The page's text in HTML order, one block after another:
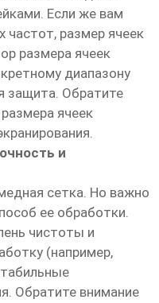
Если же вам
частот, размер ячеек
размера ячеек
диапазону
защита. Обратите
ячеек
и
сетка. Но важно
ее обработки.
чистоты и
(например,
Обратите внимание